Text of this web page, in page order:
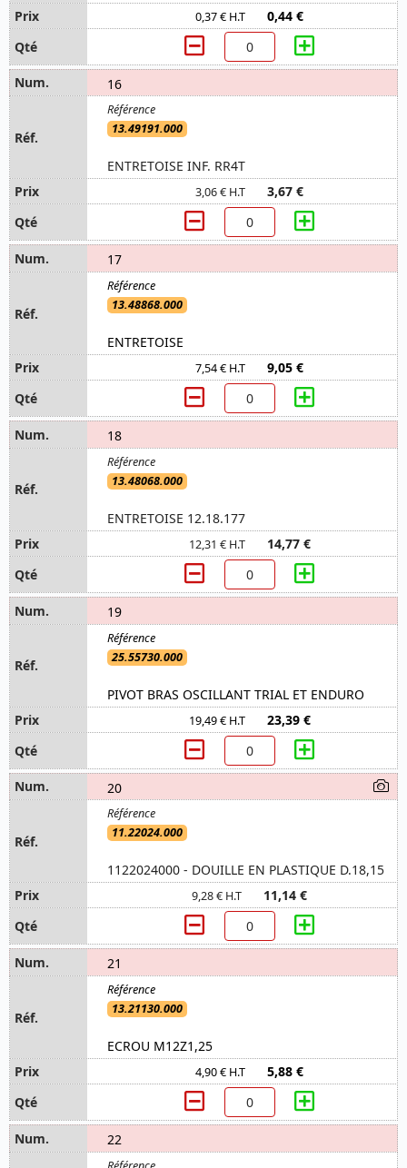
0,37 € H.T 0,44 €
16
13.49191.000
ENTRETOISE INF. RR4T
3,06 € H.T 3,67 €
17
13.48868.000
ENTRETOISE
7,54 € H.T 9,05 €
18
13.48068.000
ENTRETOISE 12.18.177
12,31 € H.T 14,77 €
19
25.55730.000
PIVOT BRAS OSCILLANT TRIAL ET ENDURO
19,49 € H.T 23,39 €
20
11.22024.000
1122024000 - DOUILLE EN PLASTIQUE D.18,15
9,28 € H.T 11,14 €
21
13.21130.000
ECROU M12Z1,25
4,90 € H.T 5,88 €
22